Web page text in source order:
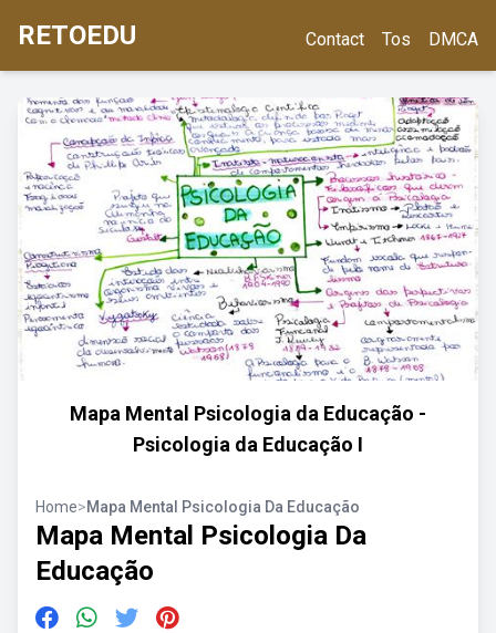
RETOEDU Contact Tos DMCA
Mapa Mental Psicologia da Educação -
Psicologia da Educação I
Home>Mapa Mental Psicologia Da Educação
Mapa Mental Psicologia Da
Educação